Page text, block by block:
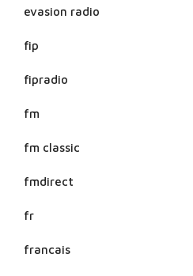
evasion radio
fip
fipradio
fm
fm classic
fmdirect
fr
francais